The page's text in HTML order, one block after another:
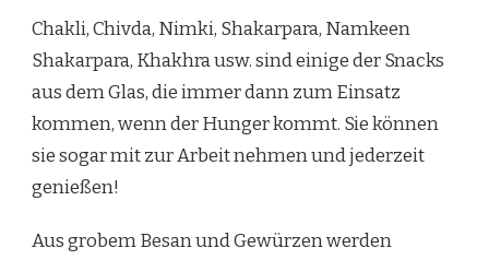
Chakli, Chivda, Nimki, Shakarpara, Namkeen
Shakarpara, Khakhra usw. sind einige der Snacks
aus dem Glas, die immer dann zum Einsatz
kommen, wenn der Hunger kommt. Sie können
sie sogar mit zur Arbeit nehmen und jederzeit
genießen!
Aus grobem Besan und Gewürzen werden